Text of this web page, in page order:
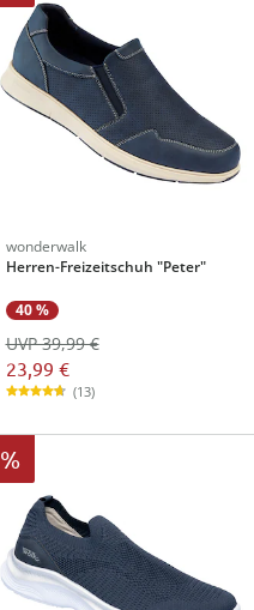
wonderwalk
Herren-Freizeitschuh "Peter"
40 %
23,99 €
UVP 39,99 €
(13)
%